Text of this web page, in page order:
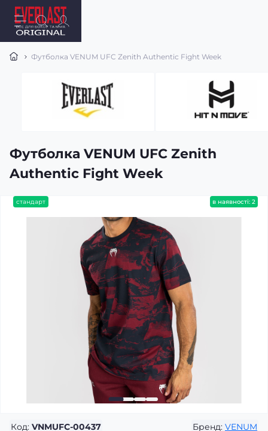
Футболка VENUM UFC Zenith Authentic Fight Week
Футболка VENUM UFC Zenith
Authentic Fight Week
стандарт в наявності: 2
Код: VNMUFC-00437 Бренд: VENUM